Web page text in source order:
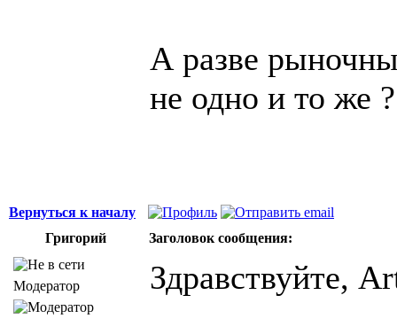
А разве
не одно и то же ?
Вернуться к началу
Григорий
Заголовок сообщения:
Модератор Здравствуйте,